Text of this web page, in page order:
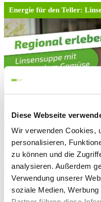
Diese Webseite
Wir verwenden Cookies,
personalisieren,
zu können und die
analysieren. Außerdem
Verwendung unserer
soziale Medien,
Energie für den Teller:
Mittwoch 03.12.2025